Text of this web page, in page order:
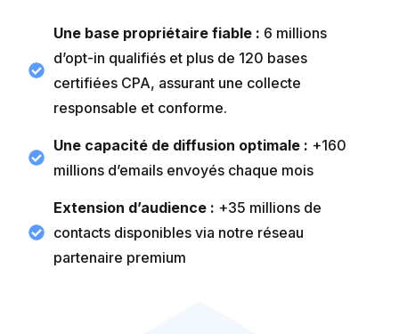
Une base propriétaire fiable : 6 millions
d’opt-in qualifiés et plus de 120 bases
certifiées CPA, assurant une collecte
responsable et conforme.
Une capacité de diffusion optimale : +160
millions d’emails envoyés chaque mois
Extension d’audience : +35 millions de
contacts disponibles via notre réseau
partenaire premium